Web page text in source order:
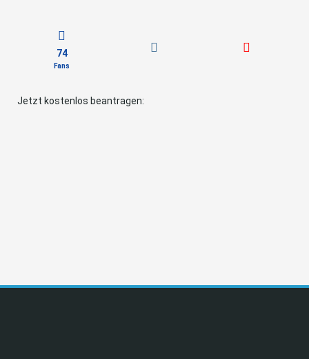
74
Fans
Jetzt kostenlos beantragen: